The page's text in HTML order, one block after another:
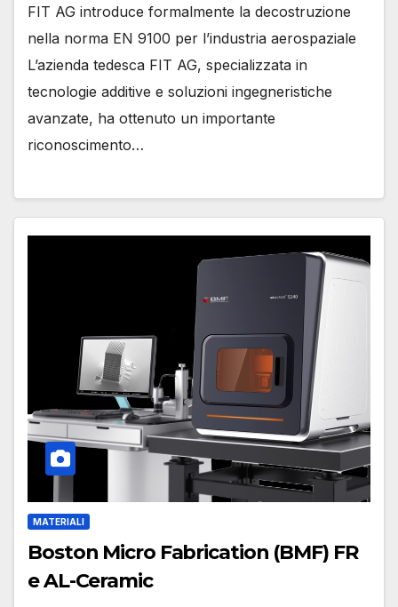
FIT AG introduce formalmente la decostruzione
nella norma EN 9100 per l’industria aerospaziale
L’azienda tedesca FIT AG, specializzata in
tecnologie additive e soluzioni ingegneristiche
avanzate, ha ottenuto un importante
riconoscimento…
MATERIALI
Boston Micro Fabrication (BMF) FR
e AL-Ceramic